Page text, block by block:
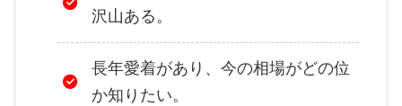
沢山ある。
長年愛着があり、今の相場がどの位
か知りたい。